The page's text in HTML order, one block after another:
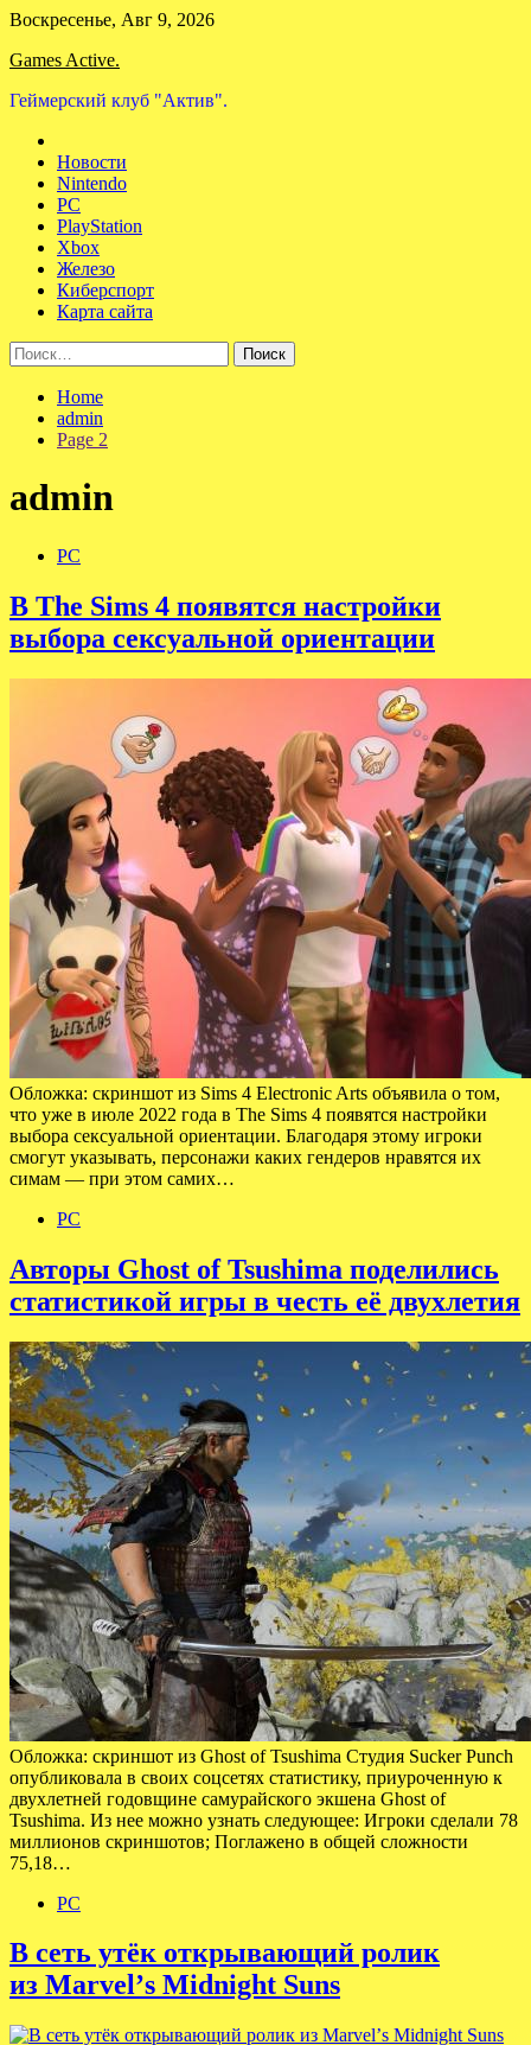
Skip
content
Воскресенье, Авг 9, 2026
Games Active.
Геймерский клуб "Актив".
Новости
Nintendo
PC
PlayStation
Xbox
Железо
Киберспорт
Карта сайта
Найти:
Home
admin
Page 2
admin
PC
В The Sims 4 появятся настройки
выбора сексуальной ориентации
Обложка: скриншот из Sims 4 Electronic Arts объявила о том,
что уже в июле 2022 года в The Sims 4 появятся настройки
выбора сексуальной ориентации. Благодаря этому игроки
смогут указывать, персонажи каких гендеров нравятся их
симам — при этом самих…
PC
Авторы Ghost of Tsushima поделились
статистикой игры в честь её двухлетия
Обложка: скриншот из Ghost of Tsushima Студия Sucker Punch
опубликовала в своих соцсетях статистику, приуроченную к
двухлетней годовщине самурайского экшена Ghost of
Tsushima. Из нее можно узнать следующее: Игроки сделали 78
миллионов скриншотов; Поглажено в общей сложности
75,18…
PC
В сеть утёк открывающий ролик
из Marvelʼs Midnight Suns